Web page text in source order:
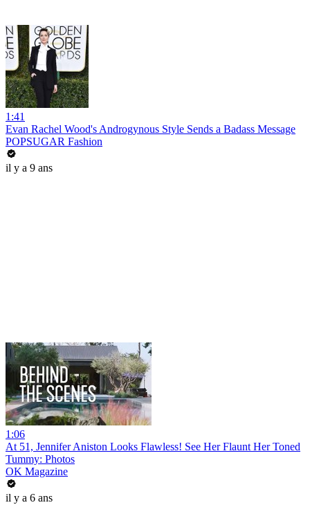
1:41
Evan Rachel Wood's Androgynous Style Sends a Badass Message
POPSUGAR Fashion
il y a 9 ans
1:06
At 51, Jennifer Aniston Looks Flawless! See Her Flaunt Her Toned
Tummy: Photos
OK Magazine
il y a 6 ans